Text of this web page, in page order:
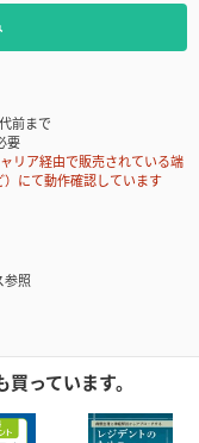
前まで
要
リア経由で販売されている端
）にて動作確認しています
参照
っています。